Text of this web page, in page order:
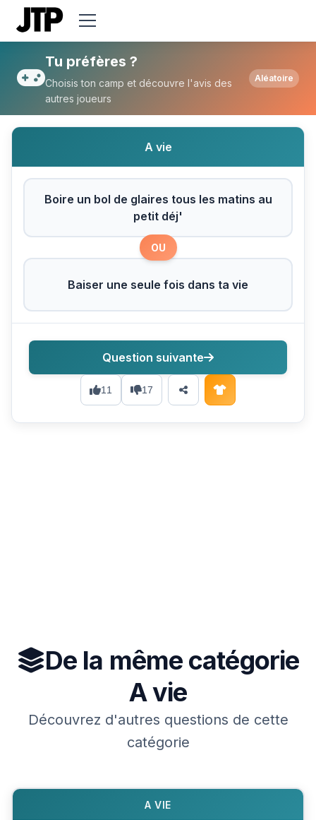
Tu préfères Boire un bol de glaires tous
Tu préfères ?
Choisis ton camp et découvre l'avis des
autres joueurs
Aléatoire
A vie
Boire un bol de glaires tous les matins au
petit déj'
OU
Baiser une seule fois dans ta vie
11 17
Question suivante
De la même catégorie
A vie
Découvrez d'autres questions de cette
catégorie
A VIE